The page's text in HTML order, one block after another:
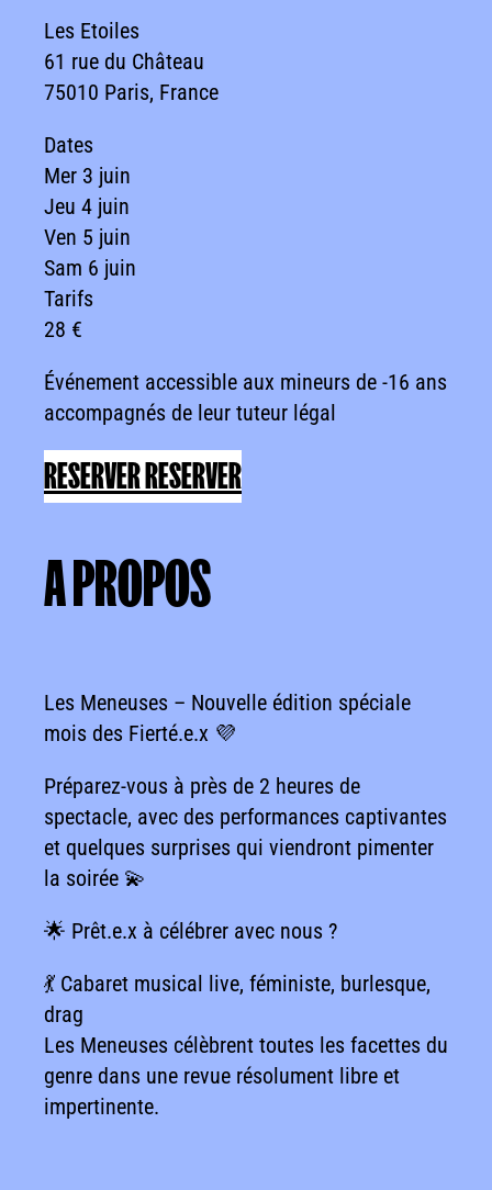
Les Etoiles
61 rue du Château
75010 Paris, France
Dates
Mer 3 juin
Jeu 4 juin
Ven 5 juin
Sam 6 juin
Tarifs
28 €
Événement accessible aux mineurs de -16 ans
accompagnés de leur tuteur légal
RESERVERRESERVER
A PROPOS
Les Meneuses – Nouvelle édition spéciale
mois des Fierté.e.x 💜
Préparez-vous à près de 2 heures de
spectacle, avec des performances captivantes
et quelques surprises qui viendront pimenter
la soirée 💫
🌟 Prêt.e.x à célébrer avec nous ?
💃 Cabaret musical live, féministe, burlesque,
drag
Les Meneuses célèbrent toutes les facettes du
genre dans une revue résolument libre et
impertinente.